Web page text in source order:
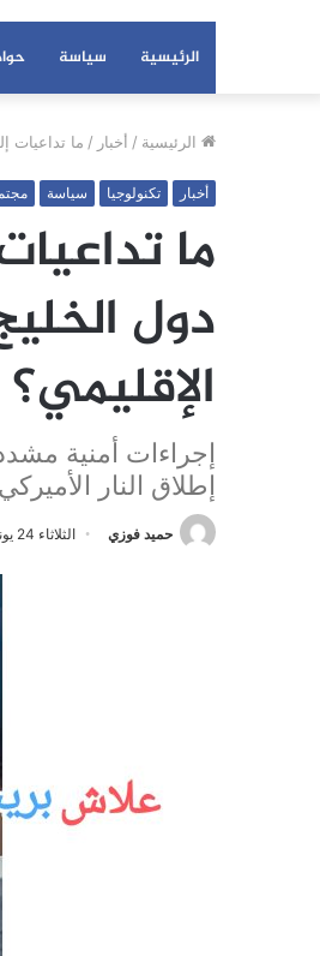
الرئيسية سياسة
الرئيسية / أخبار / ما تداعيات
أخبار تكنولوجيا سياسة
ما
دول
الإقليمي؟
إجراءات أمنية
إطلاق النار
حميد فوزي الثلاثاء 24 يونيو 2025